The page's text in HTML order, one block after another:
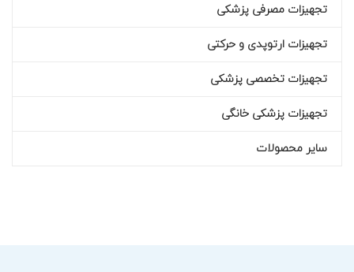
تجهیزات مصرفی پزشکی
تجهیزات ارتوپدی و حرکتی
تجهیزات تخصصی پزشکی
تجهیزات پزشکی خانگی
سایر محصولات